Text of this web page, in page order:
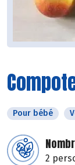
Pour bébé
2